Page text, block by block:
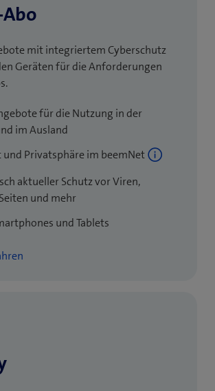
mit integriertem Cyberschutz
Geräten für die Anforderungen
für die Nutzung in der
im Ausland
und Privatsphäre im beemNet
aktueller Schutz vor Viren,
und mehr
und Tablets